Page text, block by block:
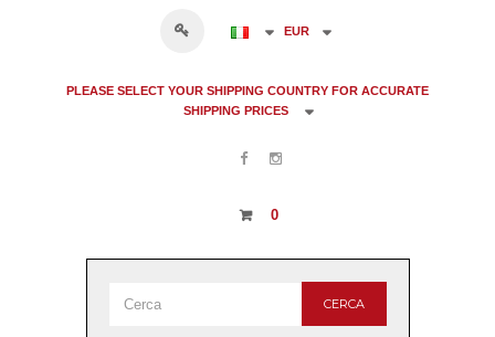
EUR
PLEASE SELECT YOUR SHIPPING COUNTRY FOR ACCURATE
SHIPPING PRICES
0
CERCA